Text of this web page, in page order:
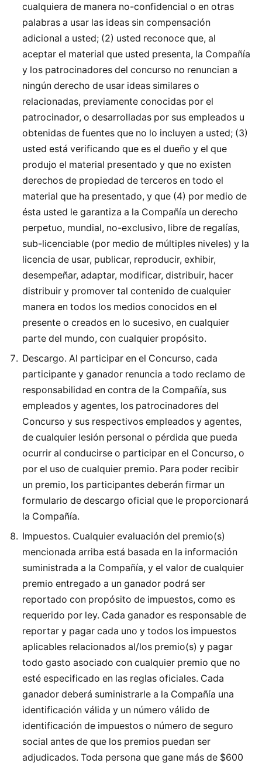
cualquiera de manera no-confidencial o en otras
palabras a usar las ideas sin compensación
adicional a usted; (2) usted reconoce que, al
aceptar el material que usted presenta, la Compañía
y los patrocinadores del concurso no renuncian a
ningún derecho de usar ideas similares o
relacionadas, previamente conocidas por el
patrocinador, o desarrolladas por sus empleados u
obtenidas de fuentes que no lo incluyen a usted; (3)
usted está verificando que es el dueño y el que
produjo el material presentado y que no existen
derechos de propiedad de terceros en todo el
material que ha presentado, y que (4) por medio de
ésta usted le garantiza a la Compañía un derecho
perpetuo, mundial, no-exclusivo, libre de regalías,
sub-licenciable (por medio de múltiples niveles) y la
licencia de usar, publicar, reproducir, exhibir,
desempeñar, adaptar, modificar, distribuir, hacer
distribuir y promover tal contenido de cualquier
manera en todos los medios conocidos en el
presente o creados en lo sucesivo, en cualquier
parte del mundo, con cualquier propósito.
Descargo. Al participar en el Concurso, cada
participante y ganador renuncia a todo reclamo de
responsabilidad en contra de la Compañía, sus
empleados y agentes, los patrocinadores del
Concurso y sus respectivos empleados y agentes,
de cualquier lesión personal o pérdida que pueda
ocurrir al conducirse o participar en el Concurso, o
por el uso de cualquier premio. Para poder recibir
un premio, los participantes deberán firmar un
formulario de descargo oficial que le proporcionará
la Compañía.
Impuestos. Cualquier evaluación del premio(s)
mencionada arriba está basada en la información
suministrada a la Compañía, y el valor de cualquier
premio entregado a un ganador podrá ser
reportado con propósito de impuestos, como es
requerido por ley. Cada ganador es responsable de
reportar y pagar cada uno y todos los impuestos
aplicables relacionados al/los premio(s) y pagar
todo gasto asociado con cualquier premio que no
esté especificado en las reglas oficiales. Cada
ganador deberá suministrarle a la Compañía una
identificación válida y un número válido de
identificación de impuestos o número de seguro
social antes de que los premios puedan ser
adjudicados. Toda persona que gane más de $600